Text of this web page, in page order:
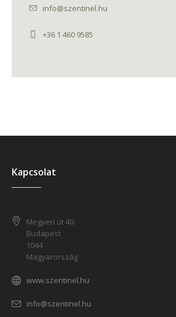
info@szentinel.hu
+36 1 460 9585
Kapcsolat
Megyeri út 40.
Budapest
1044
Magyarország
www.szentinel.hu
info@szentinel.hu